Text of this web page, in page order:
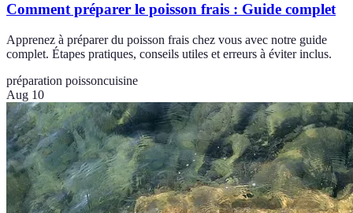
Comment préparer le poisson frais : Guide complet
Apprenez à préparer du poisson frais chez vous avec notre guide
complet. Étapes pratiques, conseils utiles et erreurs à éviter inclus.
préparation poissoncuisine
Aug 10